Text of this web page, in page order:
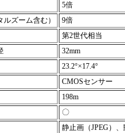
5倍
ズーム含む）
9倍
第2世代相当
32mm
23.2°×17.4°
CMOSセンサー
198m
〇
静止画（JPEG）